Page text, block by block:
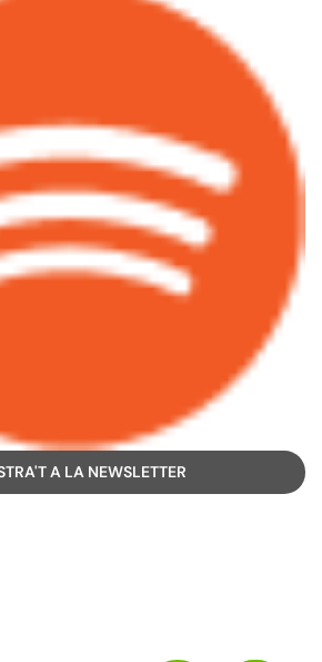
A LA NEWSLETTER